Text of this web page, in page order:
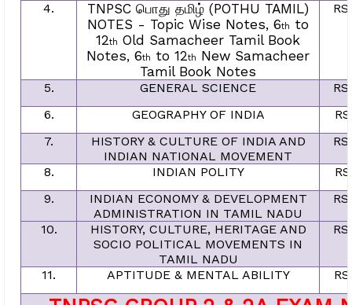
4.
TNPSC பொது தமிழ் (POTHU TAMIL)
NOTES - Topic Wise Notes, 6th
to
12th Old Samacheer Tamil Book
Notes, 6th to 12th
New Samacheer
Tamil Book Notes
5. GENERAL SCIENCE
6.
GEOGRAPHY OF INDIA
7.
HISTORY & CULTURE OF INDIA AND
INDIAN NATIONAL MOVEMENT
8. INDIAN POLITY
9.
INDIAN ECONOMY & DEVELOPMENT
ADMINISTRATION IN TAMIL NADU
10.
HISTORY, CULTURE, HERITAGE AND
SOCIO POLITICAL MOVEMENTS IN
TAMIL NADU
11. APTITUDE & MENTAL ABILITY